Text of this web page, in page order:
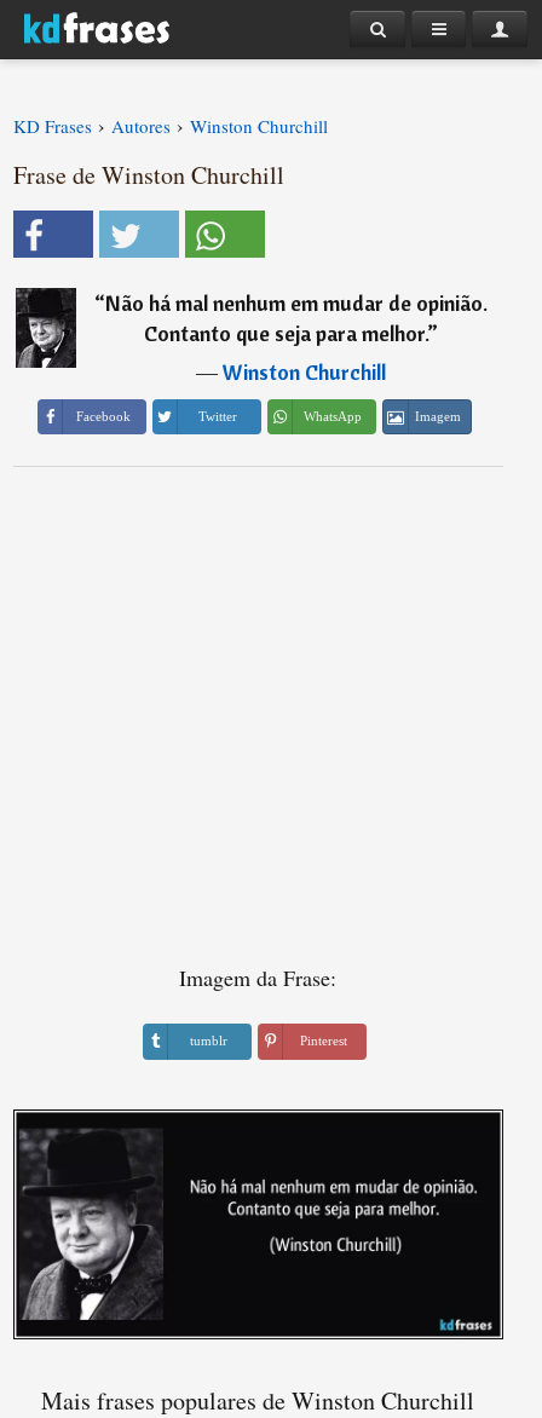
KD Frases › Autores › Winston Churchill
Frase de Winston Churchill
“Não há mal nenhum em mudar de opinião.
Contanto que seja para melhor.”
―Winston Churchill
Facebook Twitter WhatsApp Imagem
Imagem da Frase:
tumblr Pinterest
Mais frases populares de Winston Churchill